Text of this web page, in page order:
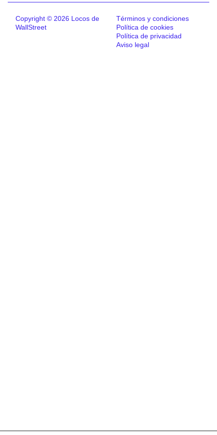
Copyright © 2026 Locos de
WallStreet
Términos y condiciones
Política de cookies
Política de privacidad
Aviso legal